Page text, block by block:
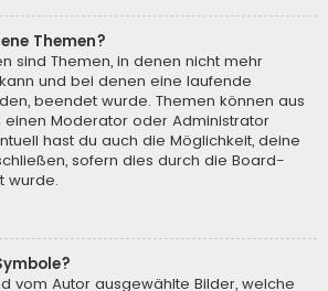
Themen?
sind Themen, in denen nicht mehr
und bei denen eine laufende
beendet wurde. Themen können aus
einen Moderator oder Administrator
hast du auch die Möglichkeit, deine
sofern dies durch die Board-
wurde.
vom Autor ausgewählte Bilder, welche